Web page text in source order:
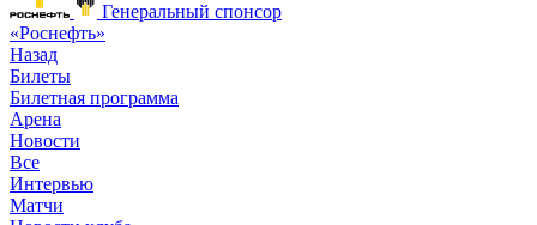
Генеральный спонсор
«Роснефть»
Назад
Билеты
Билетная программа
Арена
Новости
Все
Интервью
Матчи